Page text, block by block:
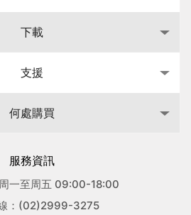
下載
支援
何處購買
服務資訊
一至周五 09:00-18:00
：(02)2999-3275